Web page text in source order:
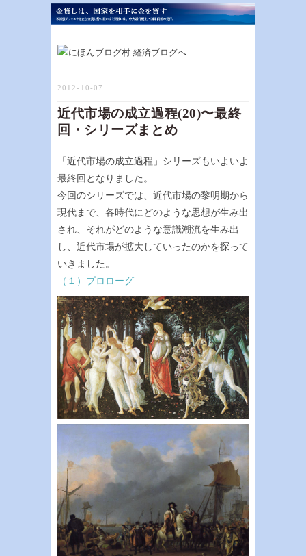
2012-10-07
近代市場の成立過程(20)〜最終
回・シリーズまとめ
「近代市場の成立過程」シリーズもいよいよ
最終回となりました。
今回のシリーズでは、近代市場の黎明期から
現代まで、各時代にどのような思想が生み出
され、それがどのような意識潮流を生み出
し、近代市場が拡大していったのかを探って
いきました。
（１）プロローグ